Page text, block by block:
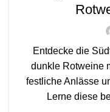
Entdecke die
dunkle Rotweine
festliche Anlässe
Lerne diese